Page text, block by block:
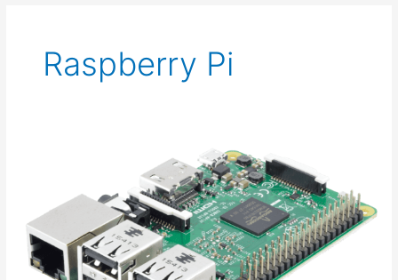
Raspberry Pi
computadora
en
miniatura
para